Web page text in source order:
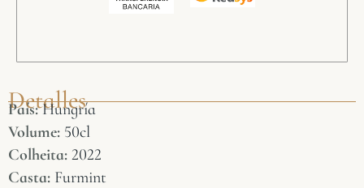
Detalles
País:Hungría
Volume: 50cl
Colheita: 2022
Casta: Furmint